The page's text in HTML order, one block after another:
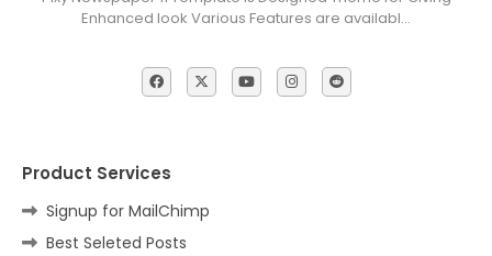
Enhanced look Various Features are availabl…
Product Services
Signup for MailChimp
Best Seleted Posts